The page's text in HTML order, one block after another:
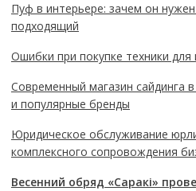
Пуф в интерьере: зачем он
подходящий
Ошибки при покупке техники для
Современный магазин сайдинга
и популярные бренды
Юридическое обслуживание
комплексного сопровождения
Весенний обряд «Саракі»